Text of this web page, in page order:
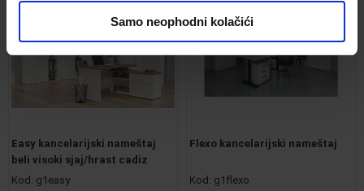
Samo neophodni kolačići
Easy kancelarijski nameštaj
beli visoki sjaj/hrast cadiz
Kod: g1easy
Flexo kancelarijski nameštaj
Kod: g1flexo